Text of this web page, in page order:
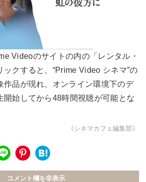
Videoのサイトの内の「レンタル・
ックすると、“Prime Video シネマ”の
作品が現れ、オンライン環境下のデ
開始してから48時間視聴が可能とな
《シネマカフェ編集部》
コメント欄を非表示